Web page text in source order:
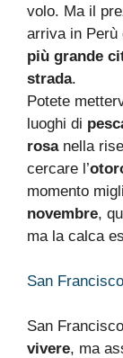
volo. Ma il
arriva in Perù
più grande
strada.
Potete
luoghi di
rosanella
cercare l’
momento
novembre,
ma la calca
San
San
vivere, ma